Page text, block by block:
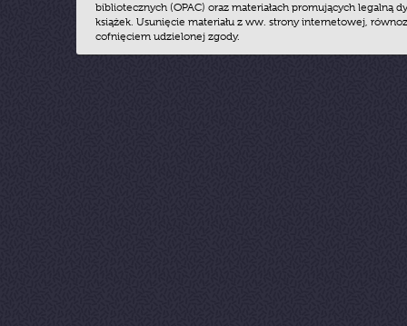
bibliotecznych (OPAC) oraz materiałach promujących legalną
książek. Usunięcie materiału z ww. strony internetowej,
cofnięciem udzielonej zgody.